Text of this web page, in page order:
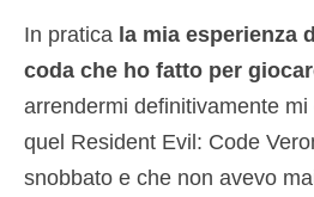
In pratica la mia esperienza
coda che ho fatto per
arrendermi definitivamente
quel Resident Evil: Code
snobbato e che non avevo